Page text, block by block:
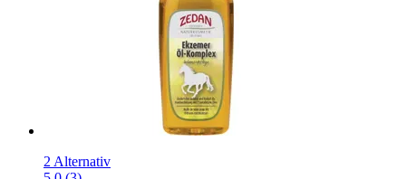
2 Alternativ